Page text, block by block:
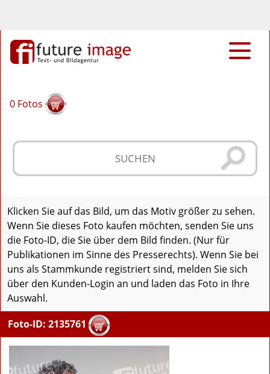
0 Fotos
Klicken Sie auf das Bild, um das Motiv größer zu sehen.
Wenn Sie dieses Foto kaufen möchten, senden Sie uns
die Foto-ID, die Sie über dem Bild finden. (Nur für
Publikationen im Sinne des Presserechts). Wenn Sie bei
uns als Stammkunde registriert sind, melden Sie sich
über den Kunden-Login an und laden das Foto in Ihre
Auswahl.
Foto-ID: 2135761